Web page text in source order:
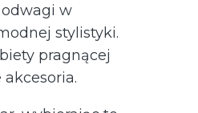
w
stylistyki.
pragnącej